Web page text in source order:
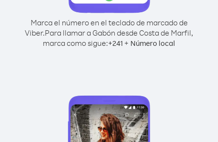
Marca el número en el teclado de marcado de
Viber.Para llamar a Gabón desde Costa de Marfil,
marca como sigue:+241 + Número local